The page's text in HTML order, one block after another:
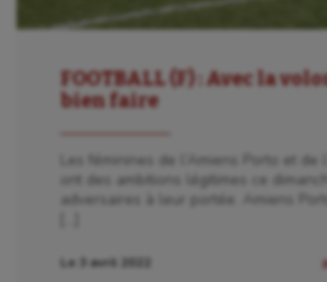
FOOTBALL (F) : Avec la
bien faire
Les féminines de l’Amiens Porto et de
ont des ambitions légitimes ce
adversaires à leur portée. Amiens
Le 3 avril 2022